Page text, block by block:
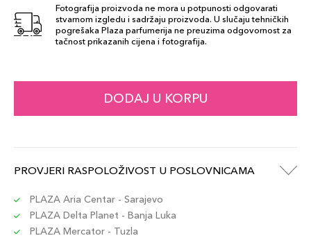
SHADE 37
Šifra artikla
99,00 KM
Fotografija proizvoda ne mora u potpunosti odgovarati
stvarnom izgledu i sadržaju proizvoda. U slučaju tehničkih
pogrešaka Plaza parfumerija ne preuzima odgovornost za
tačnost prikazanih cijena i fotografija.
DODAJ U KORPU
PROVJERI RASPOLOŽIVOST U POSLOVNICAMA
PLAZA Aria Centar - Sarajevo
PLAZA Delta Planet - Banja Luka
PLAZA Mercator - Tuzla